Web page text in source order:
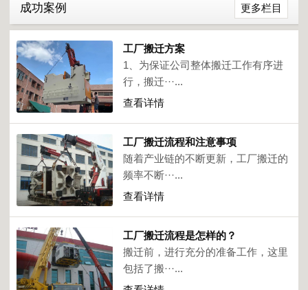
更多栏目
成功案例
工厂搬迁方案
1、为保证公司整体搬迁工作有序进
行，搬迁···...
查看详情
工厂搬迁流程和注意事项
随着产业链的不断更新，工厂搬迁的
频率不断···...
查看详情
工厂搬迁流程是怎样的？
搬迁前，进行充分的准备工作，这里
包括了搬···...